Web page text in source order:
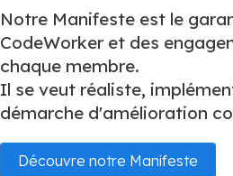
Notre Manifeste est le
CodeWorker et des
chaque membre.
Il se veut réaliste,
démarche d'amélioration
Découvre notre Manifeste